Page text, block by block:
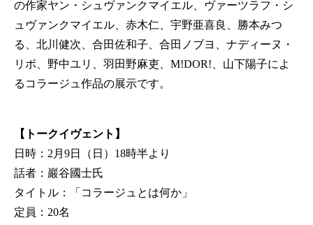
の作家ヤン・シュヴァンクマイエル、ヴァーツラフ・シ
ュヴァンクマイエル、赤木仁、宇野亜喜良、勝本みつ
る、北川健次、合田佐和子、合田ノブヨ、ナディーヌ・
リボ、野中ユリ、羽田野麻吏、M!DOR!、山下陽子によ
るコラージュ作品の展示です。
【トークイヴェント】
日時：2月9日（日）18時半より
話者：巖谷國士氏
タイトル：「コラージュとは何か」
定員：20名